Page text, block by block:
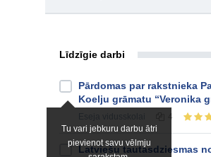
Līdzīgie darbi
Tu vari jebkuru darbu ātri
pievienot savu vēlmju
Pārdomas par rakstnieka
Koelju grāmatu “Veronika
4
Latviešu tautasdziesmas